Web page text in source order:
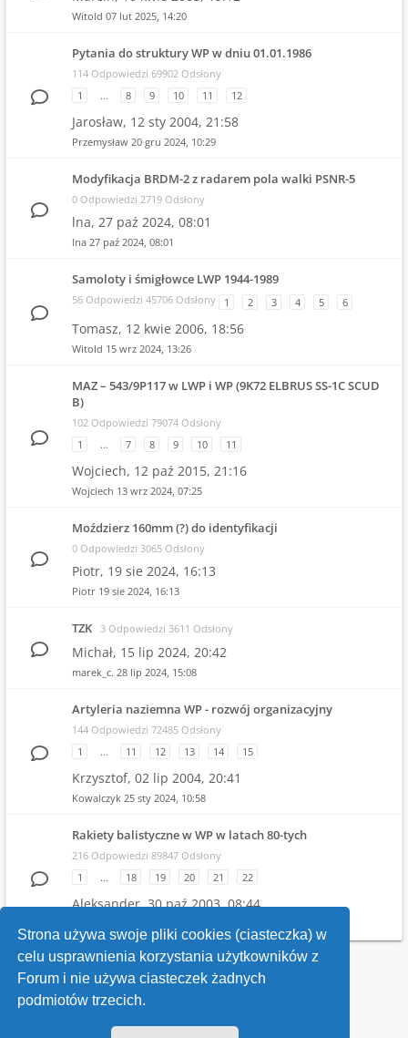
Strona używa swoje pliki cookies (ciasteczka) w
celu usprawnienia korzystania użytkowników z
Forum i nie używa ciasteczek żadnych
podmiotów trzecich.
Witold 07 lut 2025, 14:20
Pytania do struktury WP w dniu 01.01.1986
114 Odpowiedzi 69902 Odsłony
1
… 8 9 10 11 12
Jarosław, 12 sty 2004, 21:58
Przemysław 20 gru 2024, 10:29
Modyfikacja BRDM-2 z radarem pola walki PSNR-5
0 Odpowiedzi 2719 Odsłony
lna, 27 paź 2024, 08:01
lna 27 paź 2024, 08:01
Samoloty i śmigłowce LWP 1944-1989
56 Odpowiedzi 45706 Odsłony 1 2 3 4 5 6
Tomasz, 12 kwie 2006, 18:56
Witold 15 wrz 2024, 13:26
MAZ – 543/9P117 w LWP i WP (9K72 ELBRUS SS-1C SCUD
B)
102 Odpowiedzi 79074 Odsłony
1
… 7 8 9 10 11
Wojciech, 12 paź 2015, 21:16
Wojciech 13 wrz 2024, 07:25
Moździerz 160mm (?) do identyfikacji
0 Odpowiedzi 3065 Odsłony
Piotr, 19 sie 2024, 16:13
Piotr 19 sie 2024, 16:13
TZK 3 Odpowiedzi 3611 Odsłony
Michał, 15 lip 2024, 20:42
marek_c. 28 lip 2024, 15:08
Artyleria naziemna WP - rozwój organizacyjny
144 Odpowiedzi 72485 Odsłony
1
… 11 12 13 14 15
Krzysztof, 02 lip 2004, 20:41
Kowalczyk 25 sty 2024, 10:58
Rakiety balistyczne w WP w latach 80-tych
216 Odpowiedzi 89847 Odsłony
1
… 18 19 20 21 22
Aleksander,30 paź 2003, 08:44
Wróć do wykazu forów